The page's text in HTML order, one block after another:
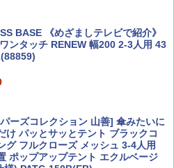
（エアライン）2026年9月号【特
方A ヨーロッパ
の歩き方 チェコ ポーランド スロヴ
BASE 《めざましテレビで紹介》
ンタッチ RENEW 幅200 2-3人用 43
ーズコレクション 山善] 傘みたいに
け パッとサッとテント ブラックコ
グ フルクローズ メッシュ 3-4人用
ポップアップテント エクルベージ